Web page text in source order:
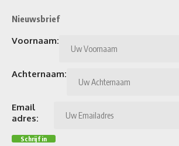
Nieuwsbrief
Voornaam:
Achternaam:
Email
adres: